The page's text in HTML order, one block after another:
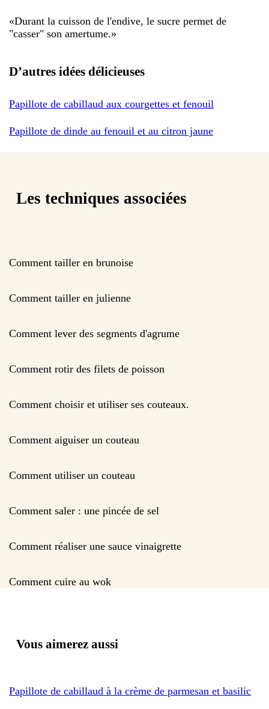
«Durant la cuisson de l'endive, le sucre permet de
"casser" son amertume.»
D’autres idées délicieuses
Papillote de cabillaud aux courgettes et fenouil
Papillote de dinde au fenouil et au citron jaune
Les techniques associées
Comment tailler en brunoise
Comment tailler en julienne
Comment lever des segments d'agrume
Comment rotir des filets de poisson
Comment choisir et utiliser ses couteaux.
Comment aiguiser un couteau
Comment utiliser un couteau
Comment saler : une pincée de sel
Comment réaliser une sauce vinaigrette
Comment cuire au wok
Vous aimerez aussi
Papillote de cabillaud à la crème de parmesan et basilic